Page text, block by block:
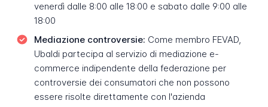
venerdì dalle 8:00 alle 18:00 e sabato dalle 9:00 alle
18:00
Mediazione controversie: Come membro FEVAD,
Ubaldi partecipa al servizio di mediazione e-
commerce indipendente della federazione per
controversie dei consumatori che non possono
essere risolte direttamente con l'azienda